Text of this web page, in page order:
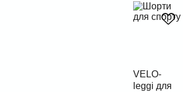
VELO-
leggi для